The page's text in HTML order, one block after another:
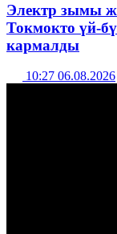
Электр зымы
Токмокто үй-
кармалды
10:27 06.08.2026